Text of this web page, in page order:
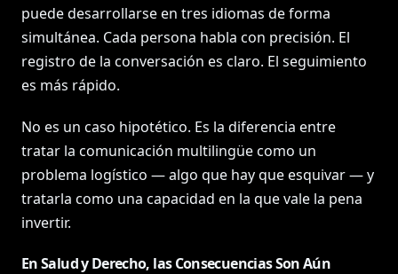
puede desarrollarse en tres idiomas de forma
simultánea. Cada persona habla con precisión. El
registro de la conversación es claro. El seguimiento
es más rápido.
No es un caso hipotético. Es la diferencia entre
tratar la comunicación multilingüe como un
problema logístico — algo que hay que esquivar — y
tratarla como una capacidad en la que vale la pena
invertir.
En Salud y Derecho, las Consecuencias Son Aún